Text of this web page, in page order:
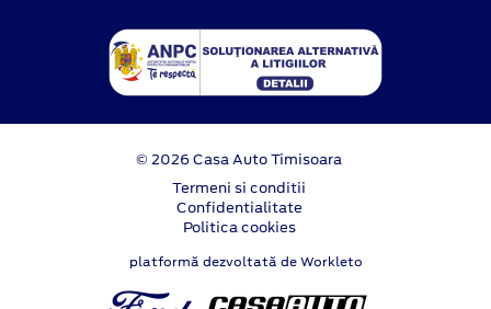
© 2026 Casa Auto Timisoara
Termeni si conditii
Confidentialitate
Politica cookies
platformă dezvoltată de Workleto